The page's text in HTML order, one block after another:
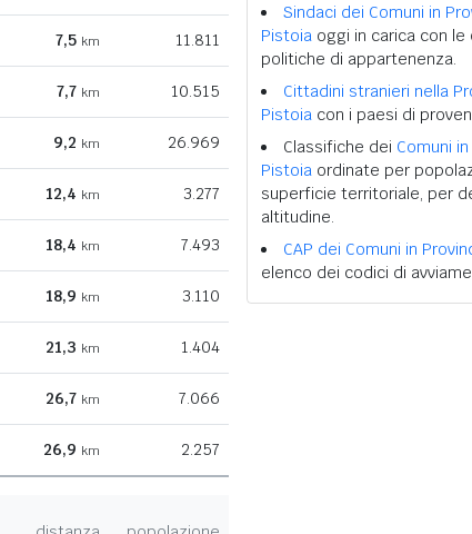
7,5 km 11.811
7,7 km 10.515
9,2 km 26.969
12,4 km 3.277
18,4 km 7.493
18,9 km 3.110
21,3 km 1.404
26,7 km 7.066
26,9 km 2.257
Sindaci dei Comuni in
Pistoia oggi in carica con le
politiche di appartenenza.
Cittadini stranieri nella
Pistoia con i paesi di
Classifiche dei Comuni
Pistoia ordinate per
superficie territoriale, per
altitudine.
CAP dei Comuni in
elenco dei codici di